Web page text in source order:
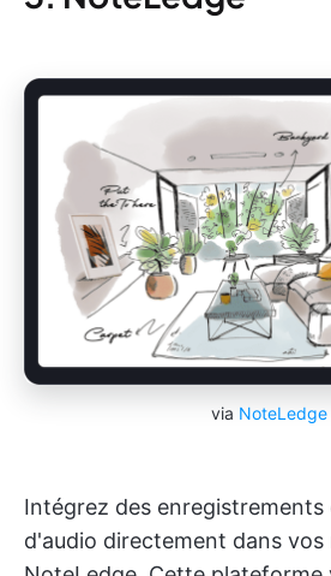
via NoteLedge
Intégrez des enregistrements
d'audio directement dans vos